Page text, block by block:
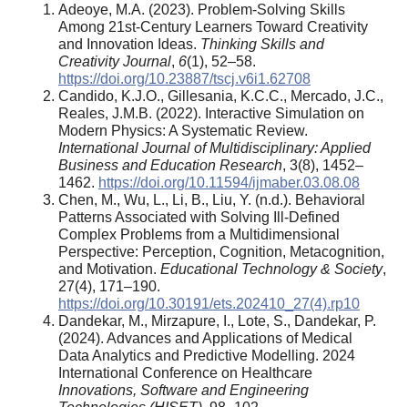
Adeoye, M.A. (2023). Problem-Solving Skills
Among 21st-Century Learners Toward Creativity
and Innovation Ideas. Thinking Skills and
Creativity Journal, 6(1), 52–58.
https://doi.org/10.23887/tscj.v6i1.62708
Candido, K.J.O., Gillesania, K.C.C., Mercado, J.C.,
Reales, J.M.B. (2022). Interactive Simulation on
Modern Physics: A Systematic Review.
International Journal of Multidisciplinary: Applied
Business and Education Research, 3(8), 1452–
1462. https://doi.org/10.11594/ijmaber.03.08.08
Chen, M., Wu, L., Li, B., Liu, Y. (n.d.). Behavioral
Patterns Associated with Solving Ill-Defined
Complex Problems from a Multidimensional
Perspective: Perception, Cognition, Metacognition,
and Motivation. Educational Technology & Society,
27(4), 171–190.
https://doi.org/10.30191/ets.202410_27(4).rp10
Dandekar, M., Mirzapure, I., Lote, S., Dandekar, P.
(2024). Advances and Applications of Medical
Data Analytics and Predictive Modelling. 2024
International Conference on Healthcare
Innovations, Software and Engineering